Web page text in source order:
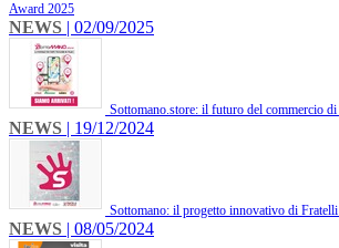
Award 2025
NEWS | 02/09/2025
Sottomano.store: il futuro del commercio
NEWS | 19/12/2024
Sottomano: il progetto innovativo di
NEWS | 08/05/2024